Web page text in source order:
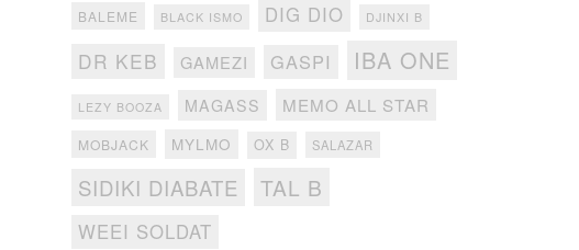
BALEME BLACK ISMO DIG DIO DJINXI B
DR KEB GAMEZI GASPI IBA ONE
LEZY BOOZA MAGASS MEMO ALL STAR
MOBJACK MYLMO OX B SALAZAR
SIDIKI DIABATE TAL B
WEEI SOLDAT